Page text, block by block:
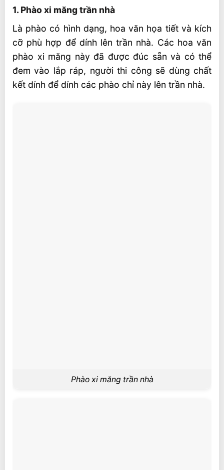
1. Phào xi măng trần nhà
Là phào có hình dạng, hoa văn họa tiết và kích
cỡ phù hợp để dính lên trần nhà. Các hoa văn
phào xi măng này đã được đúc sẵn và có thể
đem vào lắp ráp, người thi công sẽ dùng chất
kết dính để dính các phào chỉ này lên trần nhà.
Phào xi măng trần nhà